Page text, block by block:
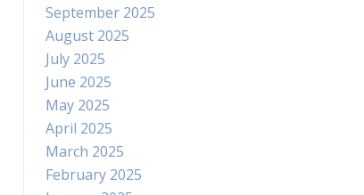
September 2025
August 2025
July 2025
June 2025
May 2025
April 2025
March 2025
February 2025